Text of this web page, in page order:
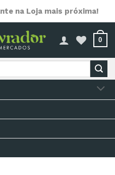
na Loja mais próxima!
0